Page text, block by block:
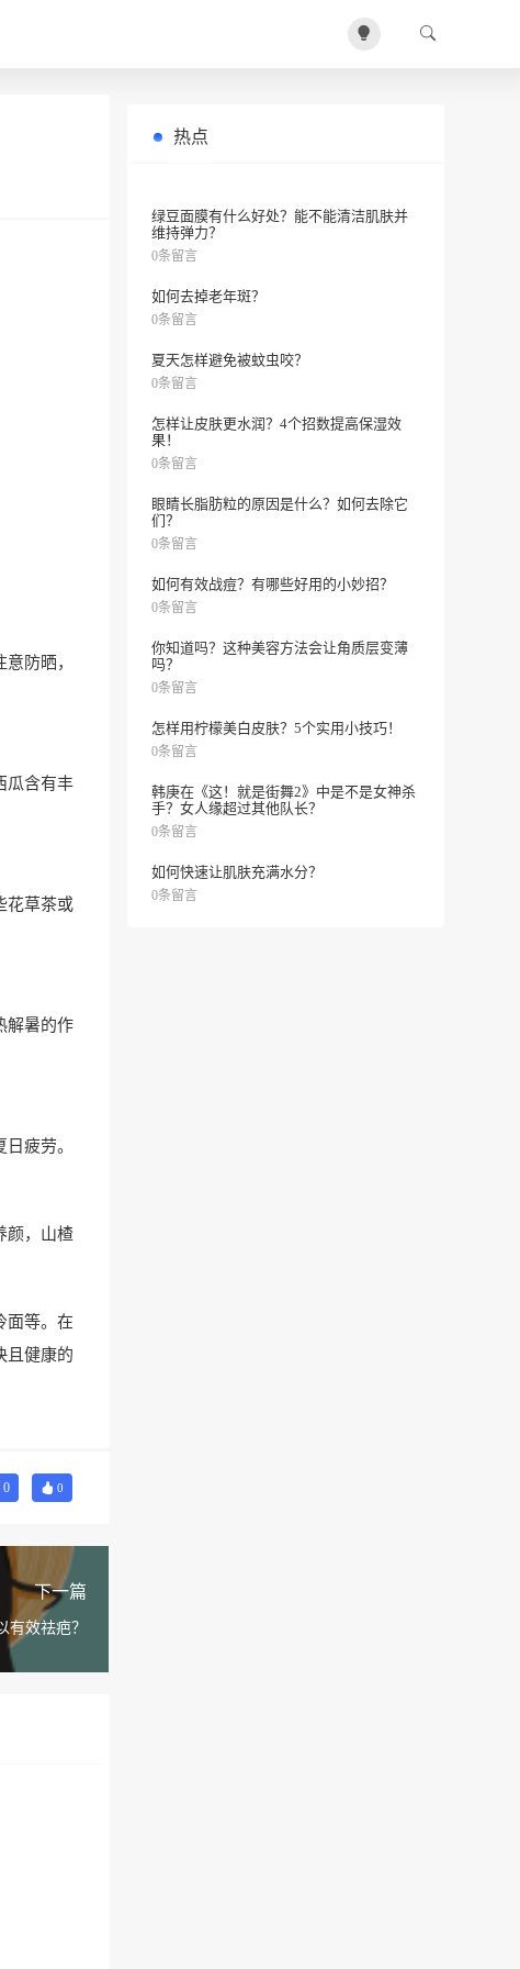
防晒，
瓜含有丰
花草茶或
解暑的作
疲劳。
颜，山楂
面等。在
且健康的
0 0
下一篇
有效祛疤？
热点
绿豆面膜有什么好处？能不能清洁肌肤并
维持弹力？
0条留言
如何去掉老年斑？
0条留言
夏天怎样避免被蚊虫咬？
0条留言
怎样让皮肤更水润？4个招数提高保湿效
果！
0条留言
眼睛长脂肪粒的原因是什么？如何去除它
们？
0条留言
如何有效战痘？有哪些好用的小妙招？
0条留言
你知道吗？这种美容方法会让角质层变薄
吗？
0条留言
怎样用柠檬美白皮肤？5个实用小技巧！
0条留言
韩庚在《这！就是街舞2》中是不是女神杀
手？女人缘超过其他队长？
0条留言
如何快速让肌肤充满水分？
0条留言